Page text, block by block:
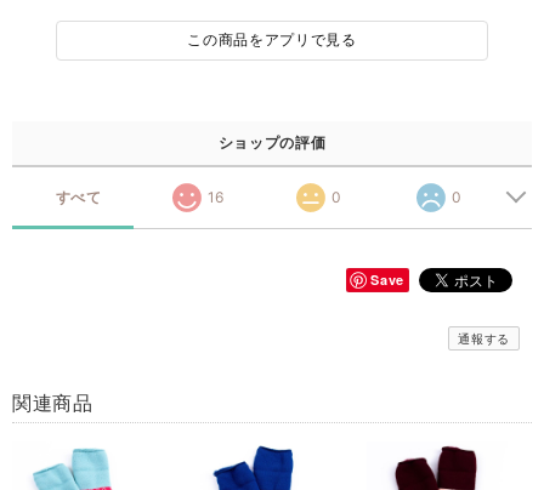
この商品をアプリで見る
ショップの評価
すべて 16 0 0
Save
通報する
関連商品